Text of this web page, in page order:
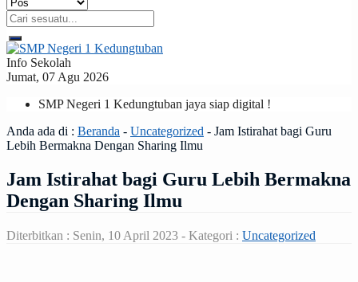
Info Sekolah
Jumat, 07 Agu 2026
SMP Negeri 1 Kedungtuban jaya siap digital !
Anda ada di : Beranda - Uncategorized - Jam Istirahat bagi Guru
Lebih Bermakna Dengan Sharing Ilmu
Jam Istirahat bagi Guru Lebih Bermakna
Dengan Sharing Ilmu
Diterbitkan : Senin, 10 April 2023 - Kategori : Uncategorized